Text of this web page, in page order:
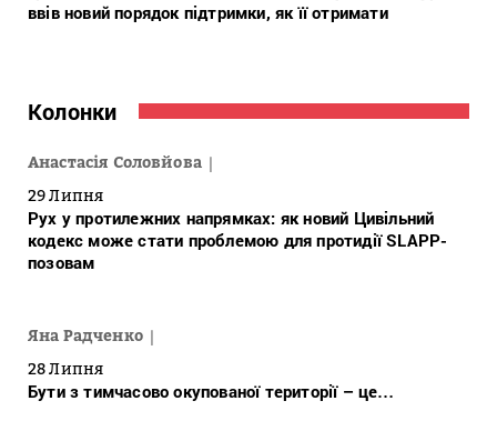
ввів новий порядок підтримки, як її отримати
Колонки
Анастасія Соловйова
29 Липня
Рух у протилежних напрямках: як новий Цивільний
кодекс може стати проблемою для протидії SLAPP-
позовам
Яна Радченко
28 Липня
Бути з тимчасово окупованої території – це…